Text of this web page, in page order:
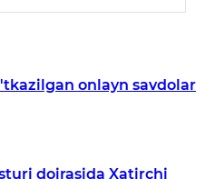
onlayn savdolar
doirasida Xatirchi